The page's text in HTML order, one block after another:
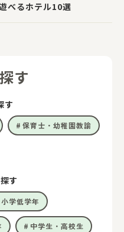
べるホテル10選
す
す
保育士・幼稚園教諭
す
小学低学年
中学生・高校生